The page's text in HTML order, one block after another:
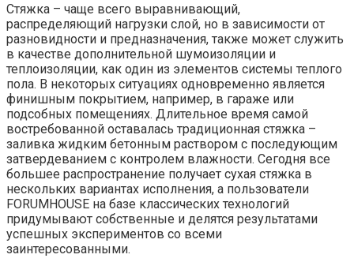
Стяжка – чаще всего выравнивающий,
распределяющий нагрузки слой, но в зависимости от
разновидности и предназначения, также может служить
в качестве дополнительной шумоизоляции и
теплоизоляции, как один из элементов системы теплого
пола. В некоторых ситуациях одновременно является
финишным покрытием, например, в гараже или
подсобных помещениях. Длительное время самой
востребованной оставалась традиционная стяжка –
заливка жидким бетонным раствором с последующим
затвердеванием с контролем влажности. Сегодня все
большее распространение получает сухая стяжка в
нескольких вариантах исполнения, а пользователи
FORUMHOUSE на базе классических технологий
придумывают собственные и делятся результатами
успешных экспериментов со всеми
заинтересованными.